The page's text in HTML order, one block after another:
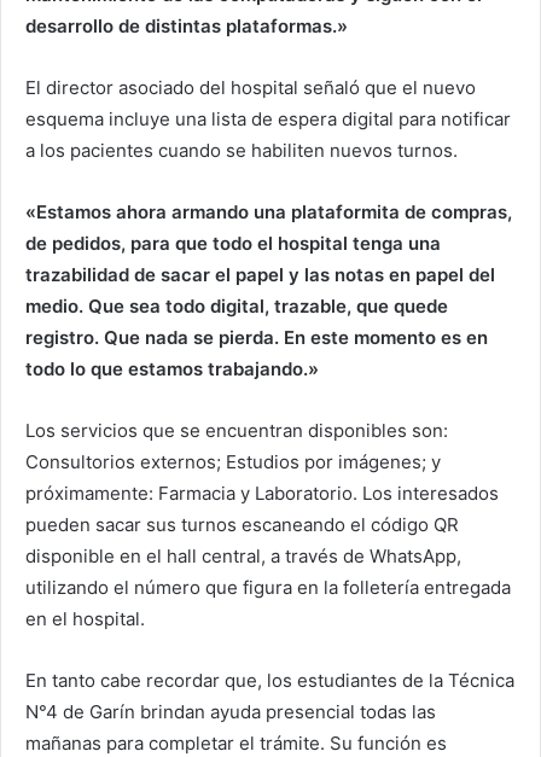
desarrollo de distintas plataformas.»
El director asociado del hospital señaló que el nuevo
esquema incluye una lista de espera digital para notificar
a los pacientes cuando se habiliten nuevos turnos.
«Estamos ahora armando una plataformita de compras,
de pedidos, para que todo el hospital tenga una
trazabilidad de sacar el papel y las notas en papel del
medio. Que sea todo digital, trazable, que quede
registro. Que nada se pierda. En este momento es en
todo lo que estamos trabajando.»
Los servicios que se encuentran disponibles son:
Consultorios externos; Estudios por imágenes; y
próximamente: Farmacia y Laboratorio. Los interesados
pueden sacar sus turnos escaneando el código QR
disponible en el hall central, a través de WhatsApp,
utilizando el número que figura en la folletería entregada
en el hospital.
En tanto cabe recordar que, los estudiantes de la Técnica
N°4 de Garín brindan ayuda presencial todas las
mañanas para completar el trámite. Su función es